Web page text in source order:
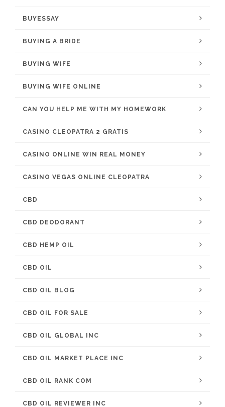
BUYESSAY
BUYING A BRIDE
BUYING WIFE
BUYING WIFE ONLINE
CAN YOU HELP ME WITH MY HOMEWORK
CASINO CLEOPATRA 2 GRATIS
CASINO ONLINE WIN REAL MONEY
CASINO VEGAS ONLINE CLEOPATRA
CBD
CBD DEODORANT
CBD HEMP OIL
CBD OIL
CBD OIL BLOG
CBD OIL FOR SALE
CBD OIL GLOBAL INC
CBD OIL MARKET PLACE INC
CBD OIL RANK COM
CBD OIL REVIEWER INC